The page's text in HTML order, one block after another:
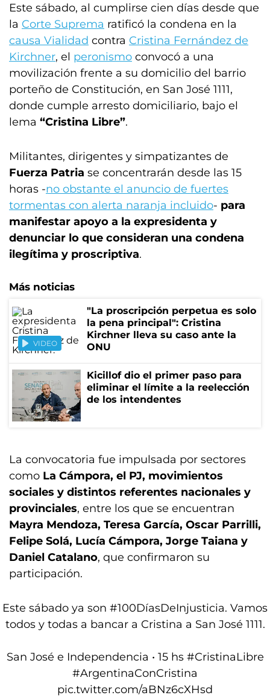
Este sábado, al cumplirse cien días desde que
la Corte Suprema ratificó la condena en la
causa Vialidad contra Cristina Fernández de
Kirchner, el peronismo convocó a una
movilización frente a su domicilio del barrio
porteño de Constitución, en San José 1111,
donde cumple arresto domiciliario, bajo el
lema “Cristina Libre”.
Militantes, dirigentes y simpatizantes de
Fuerza Patria se concentrarán desde las 15
horas -no obstante el anuncio de fuertes
tormentas con alerta naranja incluido- para
manifestar apoyo a la expresidenta y
denunciar lo que consideran una condena
ilegítima y proscriptiva.
Más noticias
VIDEO
"La proscripción perpetua es solo
la pena principal": Cristina
Kirchner lleva su caso ante la
ONU
Kicillof dio el primer paso para
eliminar el límite a la reelección
de los intendentes
La convocatoria fue impulsada por sectores
como La Cámpora, el PJ, movimientos
sociales y distintos referentes nacionales y
provinciales, entre los que se encuentran
Mayra Mendoza, Teresa García, Oscar Parrilli,
Felipe Solá, Lucía Cámpora, Jorge Taiana y
Daniel Catalano, que confirmaron su
participación.
Este sábado ya son #100DíasDeInjusticia. Vamos
todos y todas a bancar a Cristina a San José 1111.
San José e Independencia • 15 hs #CristinaLibre
#ArgentinaConCristina
pic.twitter.com/aBNz6cXHsd